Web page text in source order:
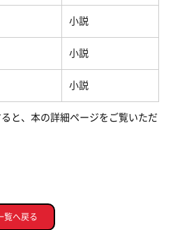
小説
小説
小説
と、本の詳細ページをご覧いただ
覧へ戻る